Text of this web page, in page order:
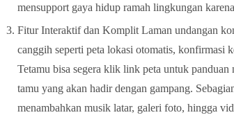
mensupport gaya hidup ramah lingkungan
Fitur Interaktif dan Komplit Laman undangan
canggih seperti peta lokasi otomatis, konfirmasi
Tetamu bisa segera klik link peta untuk
tamu yang akan hadir dengan gampang.
menambahkan musik latar, galeri foto, hingga